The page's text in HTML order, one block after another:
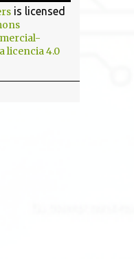
is licensed
licencia 4.0